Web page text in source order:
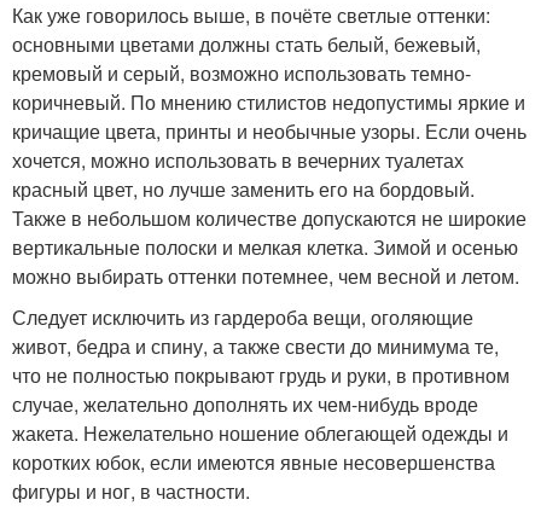
Как уже говорилось выше, в почёте светлые оттенки:
основными цветами должны стать белый, бежевый,
кремовый и серый, возможно использовать темно-
коричневый. По мнению стилистов недопустимы яркие и
кричащие цвета, принты и необычные узоры. Если очень
хочется, можно использовать в вечерних туалетах
красный цвет, но лучше заменить его на бордовый.
Также в небольшом количестве допускаются не широкие
вертикальные полоски и мелкая клетка. Зимой и осенью
можно выбирать оттенки потемнее, чем весной и летом.
Следует исключить из гардероба вещи, оголяющие
живот, бедра и спину, а также свести до минимума те,
что не полностью покрывают грудь и руки, в противном
случае, желательно дополнять их чем-нибудь вроде
жакета. Нежелательно ношение облегающей одежды и
коротких юбок, если имеются явные несовершенства
фигуры и ног, в частности.